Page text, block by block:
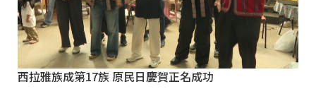
西拉雅族成第17族 原民日慶賀正名成功